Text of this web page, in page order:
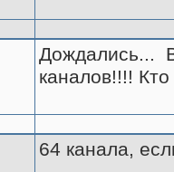
Дождались...
каналов!!!!
64 канала,